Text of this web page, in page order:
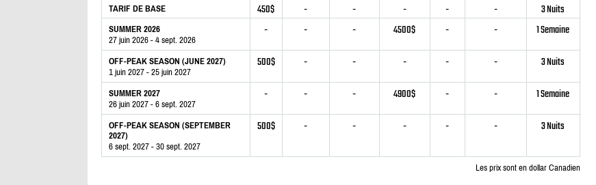
TARIF DE BASE 450$ - - - - - 3 Nuits
SUMMER 2026
27 juin 2026 - 4 sept. 2026
- - - 4500$ - - 1 Semaine
OFF-PEAK SEASON (JUNE 2027)
1 juin 2027 - 25 juin 2027
500$ - - - - - 3 Nuits
SUMMER 2027
26 juin 2027 - 6 sept. 2027
- - - 4900$ - - 1 Semaine
OFF-PEAK SEASON (SEPTEMBER
2027)
6 sept. 2027 - 30 sept. 2027
500$ - - - - - 3 Nuits
Les prix sont en dollar Canadien